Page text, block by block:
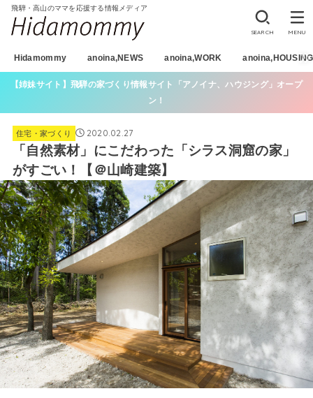
飛騨・高山のママを応援する情報メディア
Hidamommy anoina,NEWS anoina,WORK anoina,HOUSING
SEARCH MENU
【姉妹サイト】飛騨の家づくり情報サイト「アノイナ、ハウジング」オープ
ン！
住宅・家づくり 2020.02.27
「自然素材」にこだわった「シラス洞窟の家」
がすごい！【＠山崎建築】